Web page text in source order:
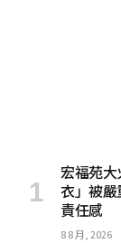
宏福苑
衣」被
責任感
8 8 月, 2026